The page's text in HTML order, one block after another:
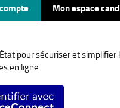
Mon espace
pour sécuriser et simplifier
en ligne.
S’identifier avec FranceConnect